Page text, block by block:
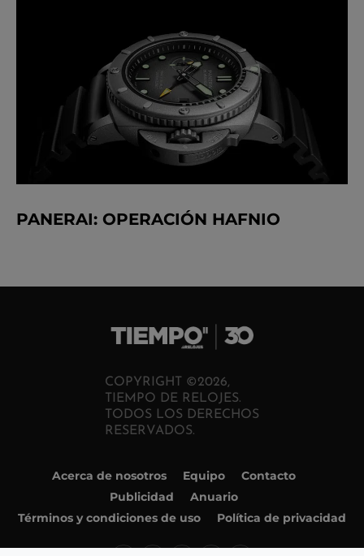
PANERAI: OPERACIÓN HAFNIO
COPYRIGHT ©2026,
TIEMPO DE RELOJES.
TODOS LOS DERECHOS
RESERVADOS.
Acerca de nosotros Equipo
Contacto
Publicidad
Anuario
Términos y condiciones de uso
Política de privacidad